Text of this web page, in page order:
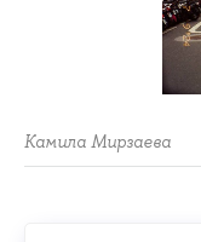
Камила Мирзаева